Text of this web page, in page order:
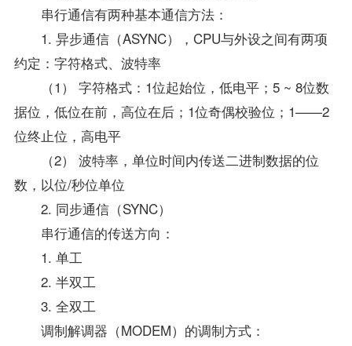
串行通信有两种基本通信方法：
1. 异步通信（ASYNC），CPU与外设之间有两项
约定：字符格式、波特率
（1） 字符格式：1位起始位，低电平；5 ~ 8位数
据位，低位在前，高位在后；1位奇偶校验位；1——2
位终止位，高电平
（2） 波特率，单位时间内传送二进制数据的位
数，以位/秒位单位
2. 同步通信（SYNC）
串行通信的传送方向：
1. 单工
2. 半双工
3. 全双工
调制解调器（MODEM）的调制方式：